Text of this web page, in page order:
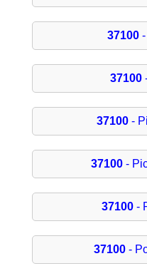
37100
37100
37100-
37100-
37100-
37100 -